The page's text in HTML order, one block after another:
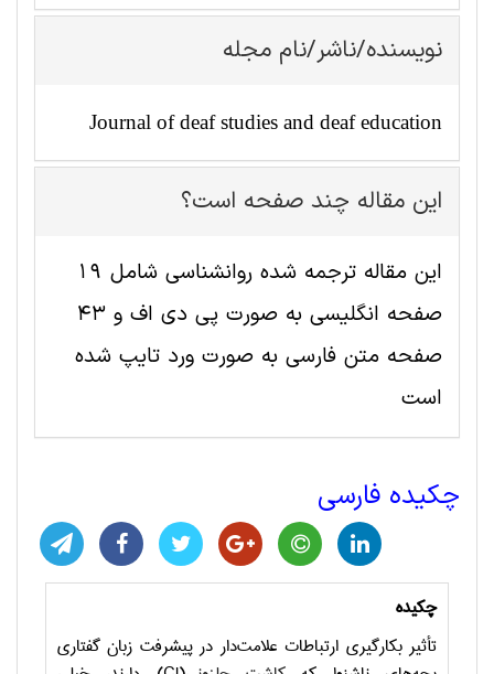
نویسنده/ناشر/نام مجله
Journal of deaf studies and deaf education
این مقاله چند صفحه است؟
این مقاله ترجمه شده روانشناسی شامل 19
صفحه انگلیسی به صورت پی دی اف و 43
صفحه متن فارسی به صورت ورد تایپ شده
است
چکیده فارسی
چکیده
تأثير بكارگيري ارتباطات علامت‌دار در پيشرفت زبان گفتاري